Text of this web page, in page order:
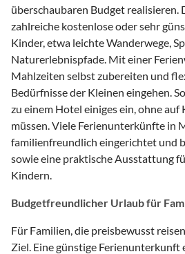
überschaubaren Budget realisieren.
zahlreiche kostenlose oder sehr
Kinder, etwa leichte Wanderwege,
Naturerlebnispfade. Mit einer
Mahlzeiten selbst zubereiten und
Bedürfnisse der Kleinen eingehen.
zu einem Hotel einiges ein, ohne
müssen. Viele Ferienunterkünfte in
familienfreundlich eingerichtet und
sowie eine praktische Ausstattung
Kindern.
Budgetfreundlicher Urlaub für
Für Familien, die preisbewusst
Ziel. Eine günstige Ferienunterkunft